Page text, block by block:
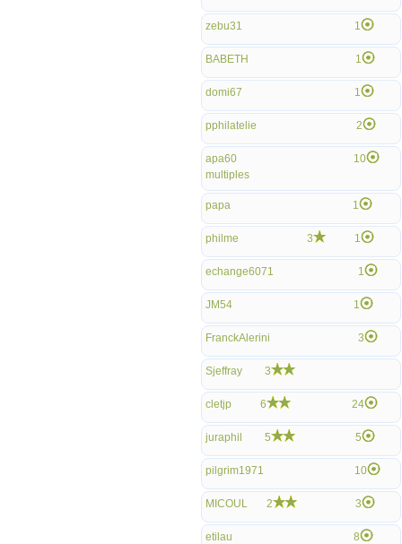
zebu31 1
BABETH 1
domi67 1
pphilatelie 2
apa60
multiples
10
papa 1
philme 3 1
echange6071 1
JM54 1
FranckAlerini 3
Sjeffray 3
cletjp 6 24
juraphil 5 5
pilgrim1971 10
MICOUL 2 3
etilau 8